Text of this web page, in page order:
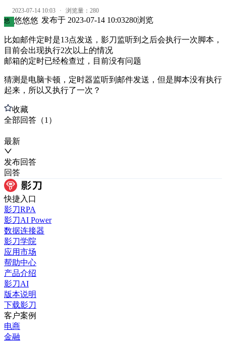
2023-07-14 10:03 · 浏览量： 280
悠
悠悠悠 发布于 2023-07-14 10:03280浏览
比如邮件定时是13点发送，影刀监听到之后会执行一次脚本，
目前会出现执行2次以上的情况
邮箱的定时已经检查过，目前没有问题
猜测是电脑卡顿，定时器监听到邮件发送，但是脚本没有执行
起来，所以又执行了一次？
收藏
全部回答 （1 ）
最新
发布回答
回答
快捷入口
影刀RPA
影刀AI Power
数据连接器
影刀学院
应用市场
帮助中心
产品介绍
影刀AI
版本说明
下载影刀
客户案例
电商
金融